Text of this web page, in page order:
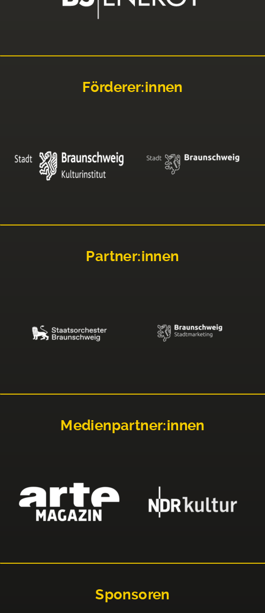
Förderer:innen
Partner:innen
Medienpartner:innen
Sponsoren